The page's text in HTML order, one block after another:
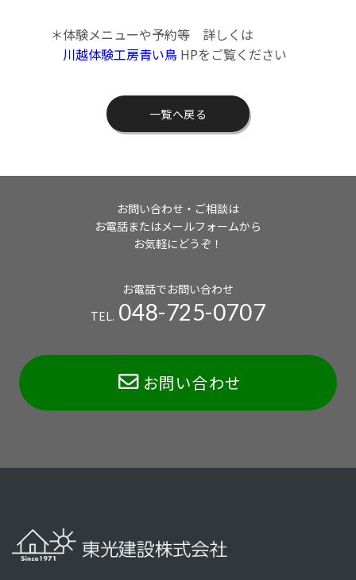
＊体験メニューや予約等 詳しくは
川越体験工房青い鳥 HPをご覧ください
一覧へ戻る
お問い合わせ・ご相談は
お電話またはメールフォームから
お気軽にどうぞ！
お電話でお問い合わせ
TEL. 048-725-0707
お問い合わせ